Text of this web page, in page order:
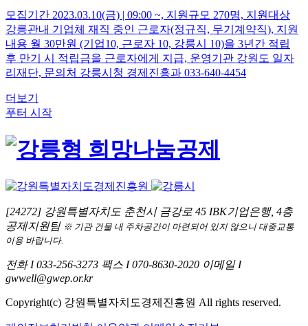
모집기간 2023.03.10(금) | 09:00 ~, 지원규모 270명, 지원대상
강릉관내 기업체 재직 중인 근로자(정규직, 무기계약직), 지원
내용 월 30만원 (기업10, 근로자 10, 강릉시 10)을 3년간 적립
후 만기 시 적립금을 근로자에게 지급, 운영기관 강원도 일자
리재단, 문의처 강릉시청 경제진흥과 033-640-4454
더보기
푸터 시작
[24272] 강원특별자치도 춘천시 금강로 45 IBK기업은행, 4층
공제지원팀 ※ 기관 건물 내 주차공간이 마련되어 있지 않으니 대중교통
이용 바랍니다.
전화 I033-256-3273 팩스 I070-8630-2020 이메일 I
gwwell@gwep.or.kr
Copyright(c) 강원특별자치도경제진흥원 All rights reserved.